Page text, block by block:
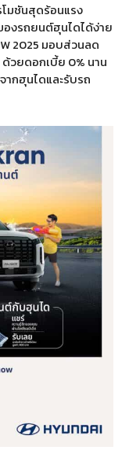
มชันสุดร้อนแรง
ของรถยนต์ฮุนไดได้ง่าย
2025 มอบส่วนลด
วยดอกเบี้ย 0% นาน
กฮุนไดและรับรถ